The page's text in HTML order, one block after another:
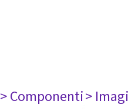
> Componenti>